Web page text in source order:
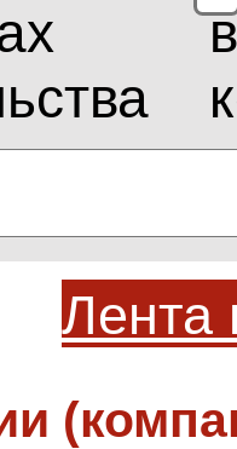
в
Лента